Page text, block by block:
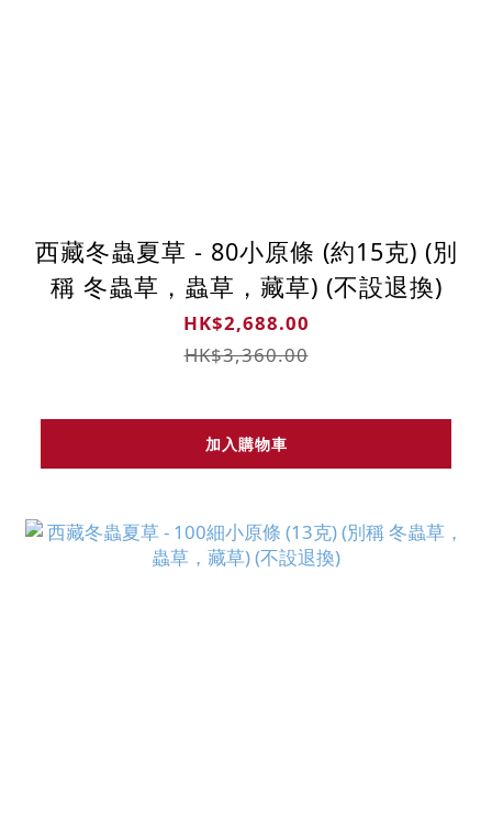
西藏冬蟲夏草 - 80小原條 (約15克) (別
稱 冬蟲草，蟲草，藏草) (不設退換)
HK$2,688.00
HK$3,360.00
加入購物車